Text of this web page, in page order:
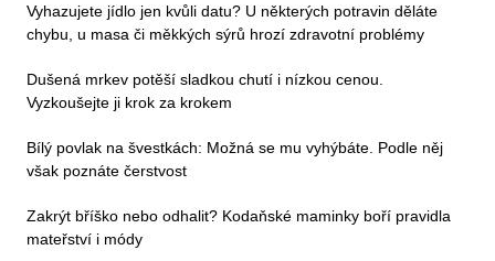
Vyhazujete jídlo jen kvůli datu? U některých potravin děláte
chybu, u masa či měkkých sýrů hrozí zdravotní problémy
Dušená mrkev potěší sladkou chutí i nízkou cenou.
Vyzkoušejte ji krok za krokem
Bílý povlak na švestkách: Možná se mu vyhýbáte. Podle něj
však poznáte čerstvost
Zakrýt bříško nebo odhalit? Kodaňské maminky boří pravidla
mateřství i módy